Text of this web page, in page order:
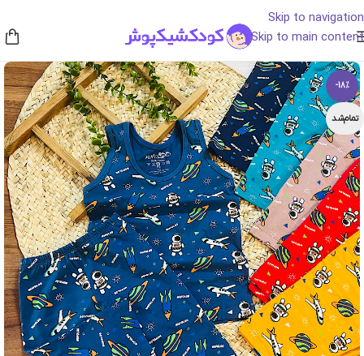
Skip to navigation
Skip to main content
-18%
تمام‌شد